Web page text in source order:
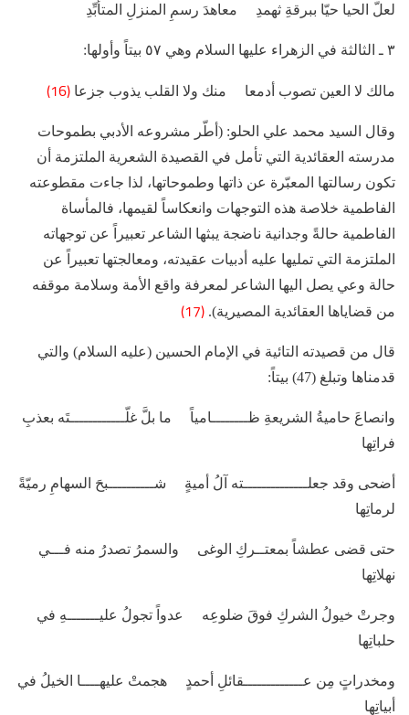
لعلّ الحيا حيّا ببرقةِ ثهمدِ معاهدَ رسمِ المنزلِ المتأبِّدِ
٣ ـ الثالثة في الزهراء عليها ‌السلام وهي ٥٧ بيتاً وأولها:
مالك لا العين تصوب أدمعا منك ولا القلب يذوب جزعا (16)
وقال السيد محمد علي الحلو: (أطّر مشروعه الأدبي بطموحات
مدرسته العقائدية التي تأمل في القصيدة الشعرية الملتزمة أن
تكون رسالتها المعبّرة عن ذاتها وطموحاتها، لذا جاءت مقطوعته
الفاطمية خلاصة هذه التوجهات وانعكاساً لقيمها، فالمأساة
الفاطمية حالةً وجدانية ناضجة يبثها الشاعر تعبيراً عن توجهاته
الملتزمة التي تمليها عليه أدبيات عقيدته، ومعالجتها تعبيراً عن
حالة وعي يصل اليها الشاعر لمعرفة واقع الأمة وسلامة موقفه
من قضاياها العقائدية المصيرية). (17)
قال من قصيدته التائية في الإمام الحسين (عليه السلام) والتي
قدمناها وتبلغ (47) بيتاً:
وانصاعَ حاميةُ الشريعةِ ظــــــــامياً ما بلَّ غلّــــــــــــتَه بعذبِ
فراتِها
أضحى وقد جعلــــــــــــــته آلُ أميةٍ شــــــــــبحَ السهامِ رميّةً
لرماتِها
حتى قضى عطشاً بمعتــركِ الوغى والسمرُ تصدرُ منه فـــي
نهلاتِها
وجرتْ خيولُ الشركِ فوقَ ضلوعِه عدواً تجولُ عليـــــــهِ في
حلباتِها
ومخدراتٍ مِن عـــــــــــــقائلِ أحمدٍ هجمتْ عليهــــا الخيلُ في
أبياتِها